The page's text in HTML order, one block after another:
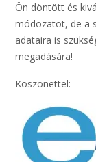
Ön döntött és
módozatot, de a
adataira is
megadására!
Köszönettel: